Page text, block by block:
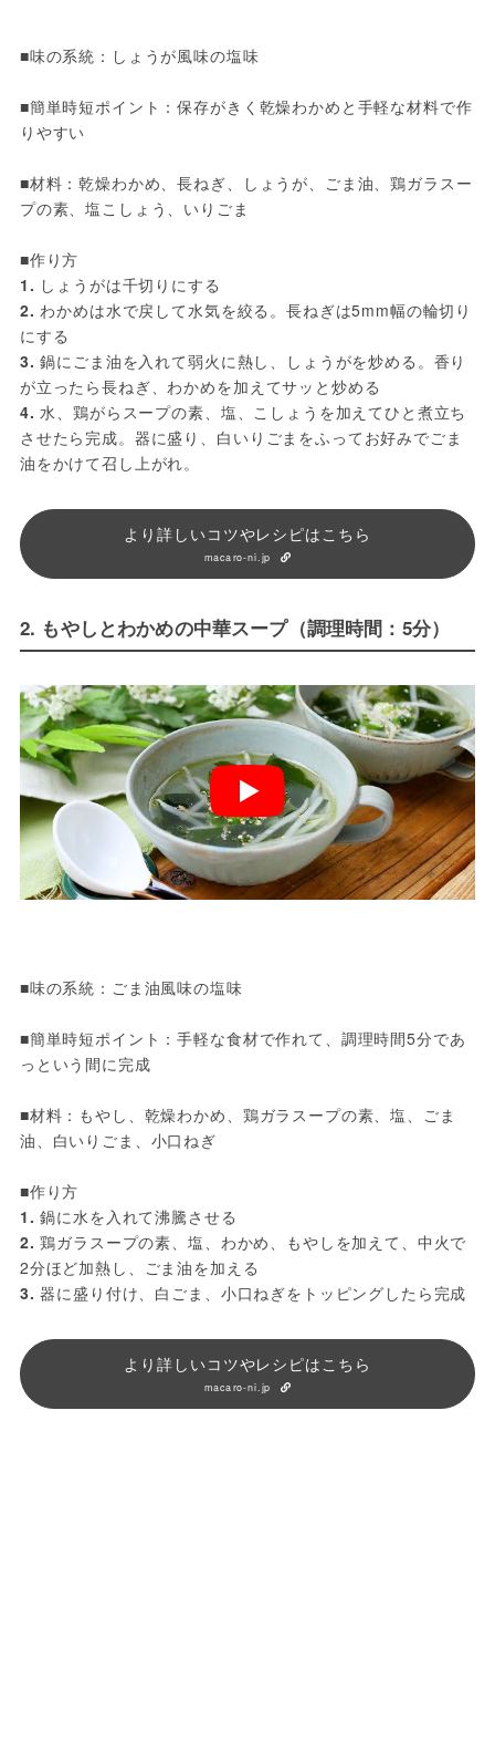
■味の系統：しょうが風味の塩味
■簡単時短ポイント：保存がきく乾燥わかめと手軽な材料で作
りやすい
■材料：乾燥わかめ、長ねぎ、しょうが、ごま油、鶏ガラスー
プの素、塩こしょう、いりごま
■作り方
1. しょうがは千切りにする
2. わかめは水で戻して水気を絞る。長ねぎは5mm幅の輪切り
にする
3. 鍋にごま油を入れて弱火に熱し、しょうがを炒める。香り
が立ったら長ねぎ、わかめを加えてサッと炒める
4. 水、鶏がらスープの素、塩、こしょうを加えてひと煮立ち
させたら完成。器に盛り、白いりごまをふってお好みでごま
油をかけて召し上がれ。
より詳しいコツやレシピはこちら
macaro-ni.jp
2. もやしとわかめの中華スープ（調理時間：5分）
■味の系統：ごま油風味の塩味
■簡単時短ポイント：手軽な食材で作れて、調理時間5分であ
っという間に完成
■材料：もやし、乾燥わかめ、鶏ガラスープの素、塩、ごま
油、白いりごま、小口ねぎ
■作り方
1. 鍋に水を入れて沸騰させる
2. 鶏ガラスープの素、塩、わかめ、もやしを加えて、中火で
2分ほど加熱し、ごま油を加える
3. 器に盛り付け、白ごま、小口ねぎをトッピングしたら完成
より詳しいコツやレシピはこちら
macaro-ni.jp